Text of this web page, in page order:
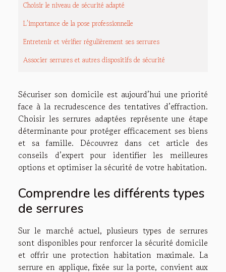
Choisir le niveau de sécurité adapté
L’importance de la pose professionnelle
Entretenir et vérifier régulièrement ses serrures
Associer serrures et autres dispositifs de sécurité
Sécuriser son domicile est aujourd’hui une priorité
face à la recrudescence des tentatives d’effraction.
Choisir les serrures adaptées représente une étape
déterminante pour protéger efficacement ses biens
et sa famille. Découvrez dans cet article des
conseils d’expert pour identifier les meilleures
options et optimiser la sécurité de votre habitation.
Comprendre les différents types
de serrures
Sur le marché actuel, plusieurs types de serrures
sont disponibles pour renforcer la sécurité domicile
et offrir une protection habitation maximale. La
serrure en applique, fixée sur la porte, convient aux